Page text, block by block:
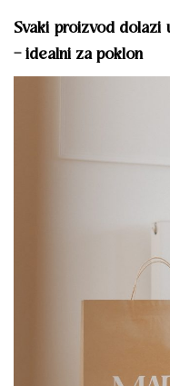
Svaki proizvod dolazi
– idealni za poklon